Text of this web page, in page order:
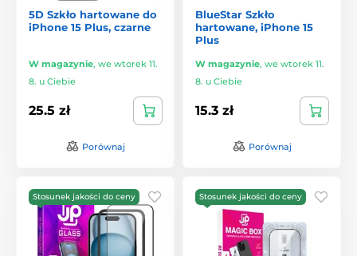
5D Szkło hartowane do
iPhone 15 Plus, czarne
W magazynie, we wtorek 11.
8. u Ciebie
25.5 zł
Porównaj
BlueStar Szkło
hartowane, iPhone 15
Plus
W magazynie, we wtorek 11.
8. u Ciebie
15.3 zł
Porównaj
Stosunek jakości do ceny Stosunek jakości do ceny